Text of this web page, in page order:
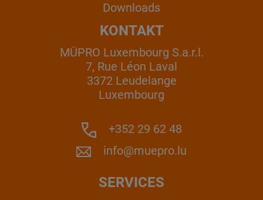
Downloads
KONTAKT
MÜPRO Luxembourg S.a.r.l.
7, Rue Léon Laval
3372 Leudelange
Luxembourg
+352 29 62 48
info@muepro.lu
SERVICES